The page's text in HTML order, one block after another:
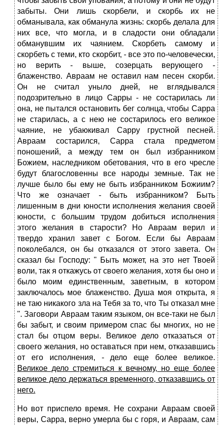
забыты. Они лишь скорбели, и скорбь их не
обманывала, как обманула жизнь: скорбь делала для
них все, что могла, и в сладости они обладали
обманувшим их чаянием. Скорбеть самому и
скорбеть с теми, кто скорбит, - все это по-человечески,
но верить - выше, созерцать верующего -
блаженство. Авраам не оставил нам песен скорби.
Он не считал уныло дней, не вглядывался
подозрительно в лицо Сарры - не состарилась ли
она, не пытался остановить бег солнца, чтобы Сарра
не старилась, а с нею не состарилось его великое
чаяние, не убаюкивал Сарру грустной песней.
Авраам состарился, Сарра стала предметом
поношений, а между тем он был избранником
Божием, наследником обетования, что в его чресле
будут благословенны все народы земные. Так не
лучше было бы ему не быть избранником Божиим?
Что же означает - быть избранником? Быть
лишенным в дни юности исполнения желания своей
юности, с большим трудом добиться исполнения
этого желания в старости? Но Авраам верил и
твердо хранил завет с Богом. Если бы Авраам
поколебался, он бы отказался от этого завета. Он
сказал бы Господу: " Быть может, на это нет Твоей
воли, так я откажусь от своего желания, хотя бы оно и
было моим единственным, заветным, в котором
заключалось мое блаженство. Душа моя открыта, я
не таю никакого зла на Тебя за то, что Ты отказал мне
". Заговори Авраам таким языком, он все-таки не был
бы забыт, и своим примером спас бы многих, но не
стал бы отцом веры. Великое дело отказаться от
своего желания, но оставаться при нем, отказавшись
от его исполнения, - дело еще более великое.
Великое дело стремиться к вечному, но еще более
великое дело держаться временного, отказавшись от
него.
Но вот приспело время. Не сохрани Авраам своей
веры, Сарра, верно умерла бы с горя, и Авраам, сам